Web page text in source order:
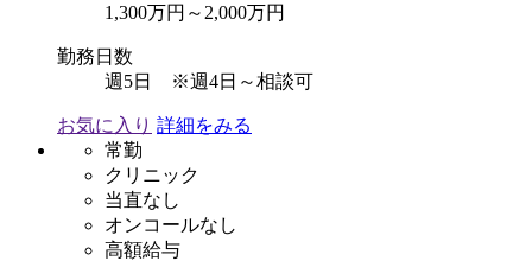
1,300万円～2,000万円
勤務日数
週5日 ※週4日～相談可
お気に入り 詳細をみる
常勤
クリニック
当直なし
オンコールなし
高額給与